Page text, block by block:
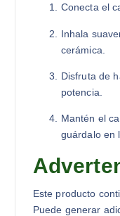
Conecta el
Inhala
cerámica.
Disfruta de
potencia.
Mantén el
guárdalo en
Este producto
Puede generar